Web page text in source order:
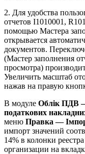
2. Для удобства
отчетов I1010001,
помощью Мастера
открывается
документов.
(Мастер заполнения
просмотра)
Увеличить масштаб
нажав на правую
В модуле Облік ПДВ
податкових
меню Правка —
импорт значений
14% в колонки
организации на